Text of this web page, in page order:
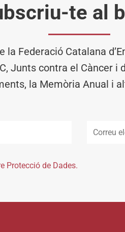
te al
Federació Catalana
Junts contra el Càncer
la Memòria Anual i
Protecció de Dades.